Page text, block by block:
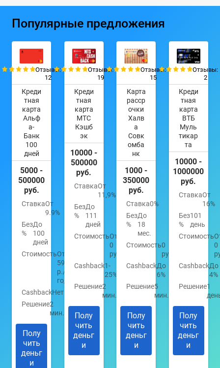
Популярные предложения
Отзывы:
12
Креди
тная
карта
Альф
а-
Банк
100
дней
5000 -
500000
руб.
СтавкаОт
9.9%
Без
%
До
100
дней
СтоимостьОт
590
р./
год
CashbackНет
Решение2
мин.
Полу
чить
деньг
и
Отзывы:
19
Креди
тная
карта
МТС
Кэшб
эк
10000 -
500000
руб.
СтавкаОт
11,9%
Без
%
До
111
дней
СтоимостьОт
0
руб.
Cashback1-
25%
Решение2
мин.
Полу
чить
деньг
и
Отзывы:
15
Карта
расср
очки
Халв
а
Совк
омба
нк
1000 -
350000
руб.
Ставка0%
Без
%
До
18
мес.
Стоимость0
руб.
CashbackДо
6%
Решение5
мин.
Полу
чить
деньг
и
Отзывы:
2
Креди
тная
карта
ВТБ
Муль
тикар
та
10000 -
1000000
руб.
СтавкаОт
16%
Без
%
101
день
Стоимость
0
CashbackДо
4%
Решение1
Полу
чить
деньг
и